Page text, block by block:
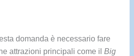
domanda è necessario fare
attrazioni principali come il Big